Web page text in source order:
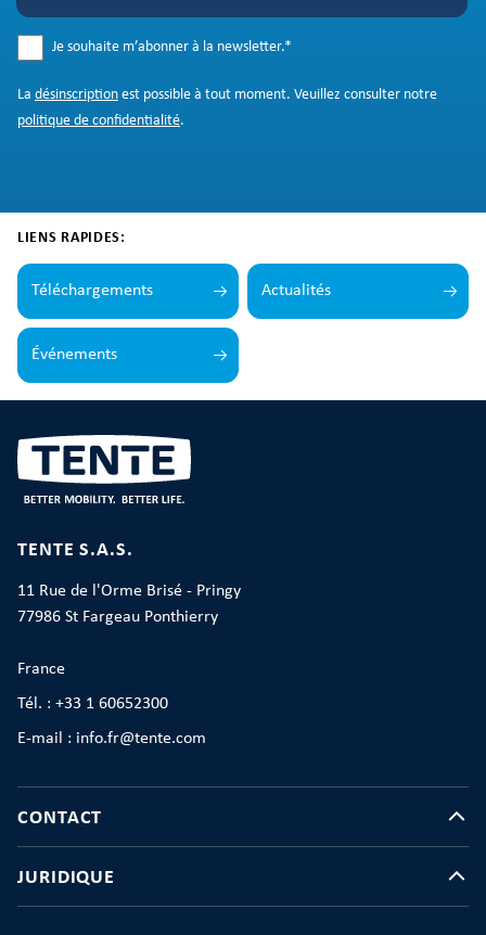
Je souhaite m’abonner à la newsletter.*
La désinscription est possible à tout moment. Veuillez consulter notre
politique de confidentialité.
LIENS RAPIDES:
Téléchargements Actualités
Événements
TENTE S.A.S.
11 Rue de l'Orme Brisé - Pringy
77986 St Fargeau Ponthierry
France
Tél. : +33 1 60652300
E-mail : info.fr@tente.com
CONTACT
JURIDIQUE